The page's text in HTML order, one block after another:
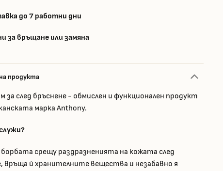
до 7 работни дни
за връщане или замяна
продукта
за след бръснене - обмислен и функционален продукт
марка Anthony.
срещу раздразненията на кожата след
връща ѝ хранителните вещества и незабавно я